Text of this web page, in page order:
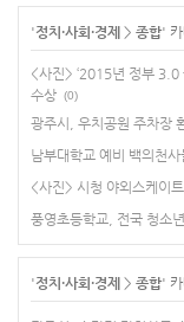
'정치·사회·경제 > 종합' 카
<사진> ‘2015년 정부 3.0
수상 (0)
광주시, 우치공원 주차장
남부대학교 예비 백의천
<사진> 시청 야외스케이
풍영초등학교, 전국 청소
'정치·사회·경제 > 종합' 카